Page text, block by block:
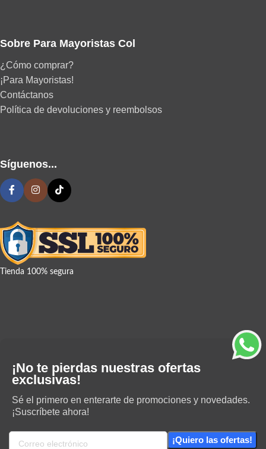
Sobre Para Mayoristas Col
¿Cómo comprar?
¡Para Mayoristas!
Contáctanos
Política de devoluciones y reembolsos
Síguenos...
Tienda 100% segura
¡No te pierdas nuestras ofertas
exclusivas!
Sé el primero en enterarte de promociones y novedades.
¡Suscríbete ahora!